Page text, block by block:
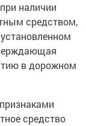
наличии
средством,
в дорожном
средство